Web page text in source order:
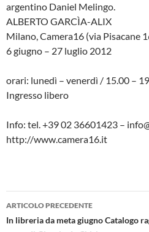
argentino Daniel Melingo.
ALBERTO GARCÌA-ALIX
Milano, Camera16 (via Pisacane
6 giugno – 27 luglio 2012
orari: lunedì – venerdì / 15.00 –
Ingresso libero
Info: tel. +39 02 36601423 –
http://www.camera16.it
Navigazione
articolo
ARTICOLO PRECEDENTE
In libreria da meta giugno Catalogo